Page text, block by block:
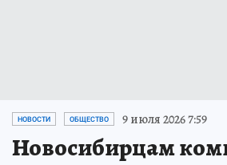
НОВОСТИ ОБЩЕСТВО 9 июля 2026 7:59
Новосибирцам